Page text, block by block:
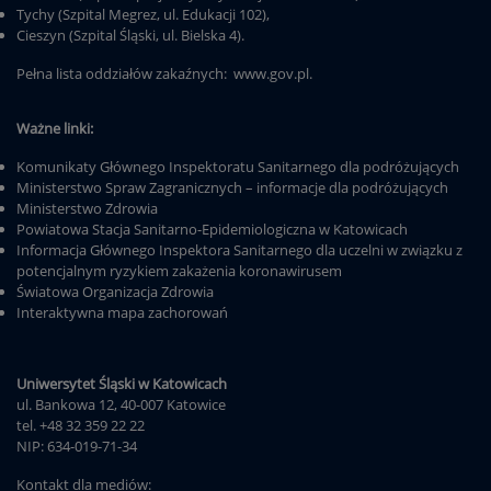
Tychy (Szpital Megrez, ul. Edukacji 102),
Cieszyn (Szpital Śląski, ul. Bielska 4).
Pełna lista oddziałów zakaźnych: www.gov.pl.
Ważne linki:
Komunikaty Głównego Inspektoratu Sanitarnego dla podróżujących
Ministerstwo Spraw Zagranicznych – informacje dla podróżujących
Ministerstwo Zdrowia
Powiatowa Stacja Sanitarno-Epidemiologiczna w Katowicach
Informacja Głównego Inspektora Sanitarnego dla uczelni w związku z
potencjalnym ryzykiem zakażenia koronawirusem
Światowa Organizacja Zdrowia
Interaktywna mapa zachorowań
Uniwersytet Śląski w Katowicach
ul. Bankowa 12, 40-007 Katowice
tel. +48 32 359 22 22
NIP: 634-019-71-34
Kontakt dla mediów: